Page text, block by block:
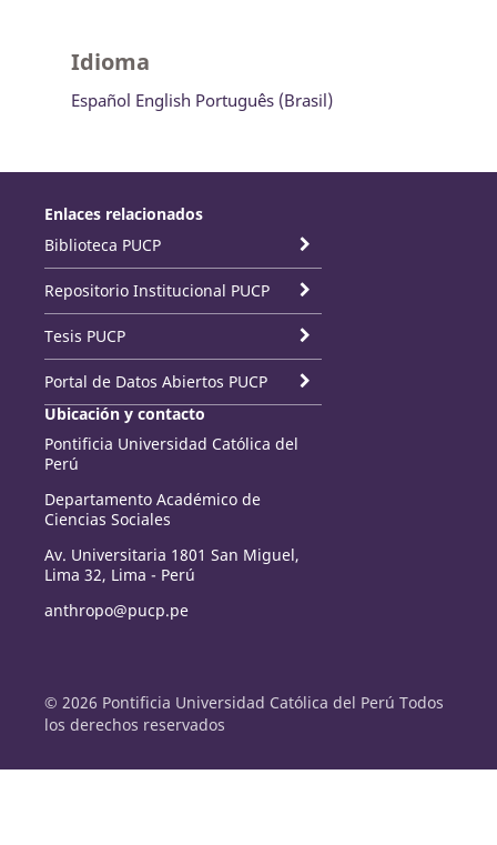
Idioma
Español English Português (Brasil)
Enlaces relacionados
Biblioteca PUCP
Repositorio Institucional PUCP
Tesis PUCP
Portal de Datos Abiertos PUCP
Ubicación y contacto
Pontificia Universidad Católica del
Perú
Departamento Académico de
Ciencias Sociales
Av. Universitaria 1801 San Miguel,
Lima 32, Lima - Perú
anthropo@pucp.pe
© 2026 Pontificia Universidad Católica del Perú Todos
los derechos reservados